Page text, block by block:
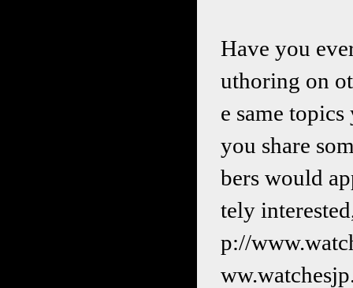
Have you
uthoring on
e same
you share
bers would
tely
p://